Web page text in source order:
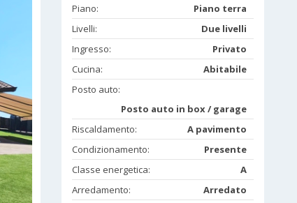
Piano:
Piano terra
Livelli:
Due livelli
Ingresso:
Privato
Cucina:
Abitabile
Posto auto:
Posto auto in box / garage
Riscaldamento:
A pavimento
Condizionamento:
Presente
Classe energetica:
A
Arredamento:
Arredato